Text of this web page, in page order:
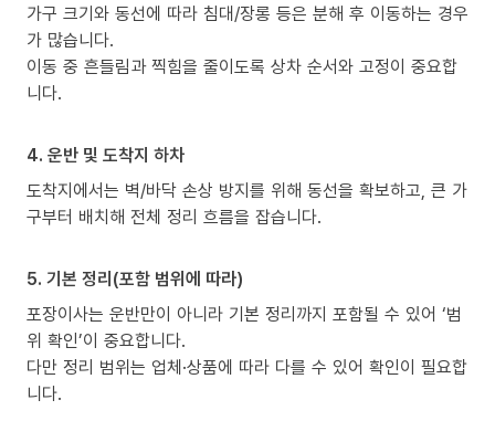
가구 크기와 동선에 따라 침대/장롱 등은 분해 후 이동하는 경우
가 많습니다.
이동 중 흔들림과 찍힘을 줄이도록 상차 순서와 고정이 중요합
니다.
4. 운반 및 도착지 하차
도착지에서는 벽/바닥 손상 방지를 위해 동선을 확보하고, 큰 가
구부터 배치해 전체 정리 흐름을 잡습니다.
5. 기본 정리(포함 범위에 따라)
포장이사는 운반만이 아니라 기본 정리까지 포함될 수 있어 ‘범
위 확인’이 중요합니다.
다만 정리 범위는 업체·상품에 따라 다를 수 있어 확인이 필요합
니다.